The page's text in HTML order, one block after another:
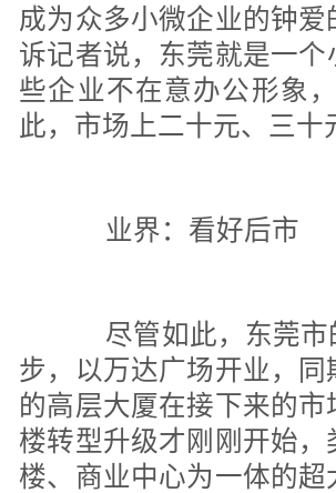
成为众多小微企业的钟
诉记者说，东莞就是一
些企业不在意办公形象
此，市场上二十元、三
业界：看好后市
尽管如此，东莞市
步，以万达广场开业，
的高层大厦在接下来的
楼转型升级才刚刚开始
楼、商业中心为一体的